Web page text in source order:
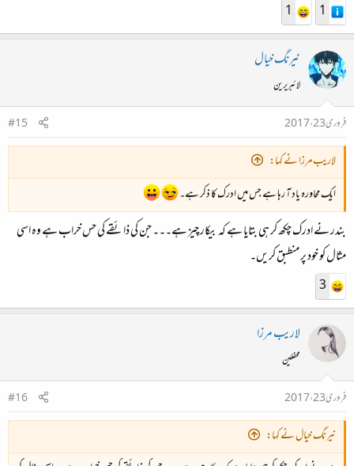
1
1
نیرنگ خیال
لائبریرین
فروری 23، 2017
#15
لاریب مرزا نے کہا:
ایک محاورہ یاد آ رہا ہے جس میں ادرک کا ذکر ہے۔
بندر نے ادرک چکھ کر ہی بتایا ہے کہ بیکار چیز ہے۔۔۔ جن کی ذائقے کی حس خراب ہے وہ اسی
مثال کو خود پر منطبق کریں۔
3
لاریب مرزا
محفلین
فروری 23، 2017
#16
نیرنگ خیال نے کہا: